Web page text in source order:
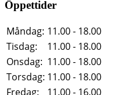
Öppettider
Måndag: 11.00 - 18.00
Tisdag:
11.00 - 18.00
Onsdag: 11.00 - 18.00
Torsdag: 11.00 - 18.00
Fredag:
11.00 - 16.00